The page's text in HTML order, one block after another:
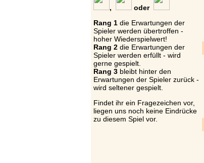
,
oder
Rang 1 die Erwartungen der
Spieler werden übertroffen -
hoher Wiederspielwert!
Rang 2 die Erwartungen der
Spieler werden erfüllt - wird
gerne gespielt.
Rang 3 bleibt hinter den
Erwartungen der Spieler zurück -
wird seltener gespielt.
Findet ihr ein Fragezeichen vor,
liegen uns noch keine Eindrücke
zu diesem Spiel vor.